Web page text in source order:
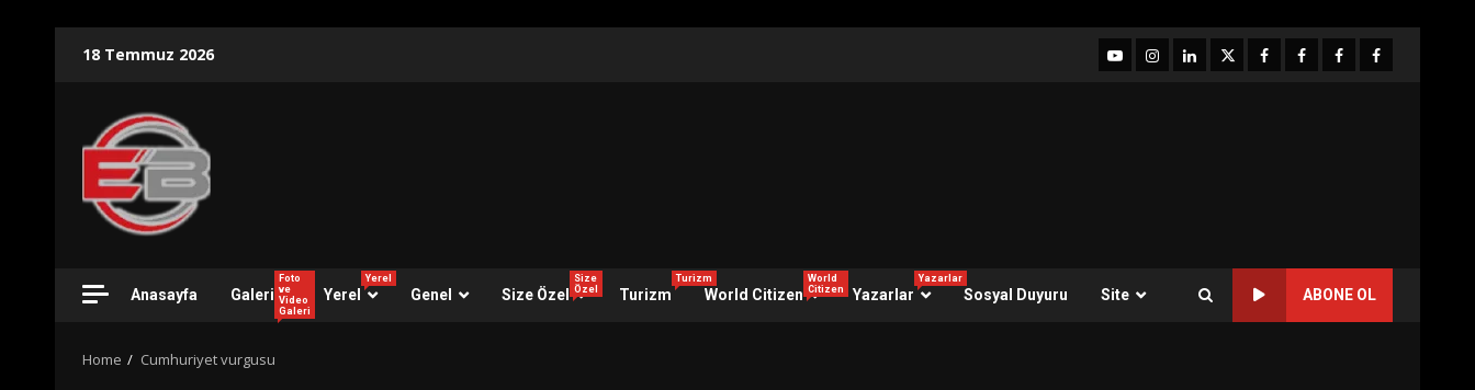
18 Temmuz 2026 YouTubeInstagram
LinkedIntwitterfacebook-Facebook-
Facebook-Facebook-
Anasayfa Galeri
Foto
ve
Video
Galeri
Yerel
Yerel
Genel Size Özel
Size
Özel
Turizm
Turizm
World Citizen
World
Citizen
Yazarlar
Yazarlar
Sosyal Duyuru Site ABONE OL
Home Cumhuriyet vurgusu